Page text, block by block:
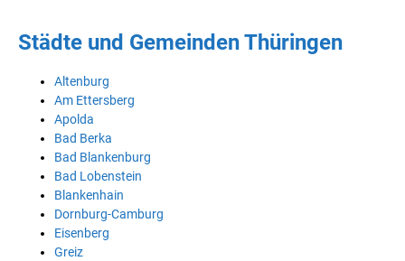
Städte und Gemeinden Thüringen
Altenburg
Am Ettersberg
Apolda
Bad Berka
Bad Blankenburg
Bad Lobenstein
Blankenhain
Dornburg-Camburg
Eisenberg
Greiz